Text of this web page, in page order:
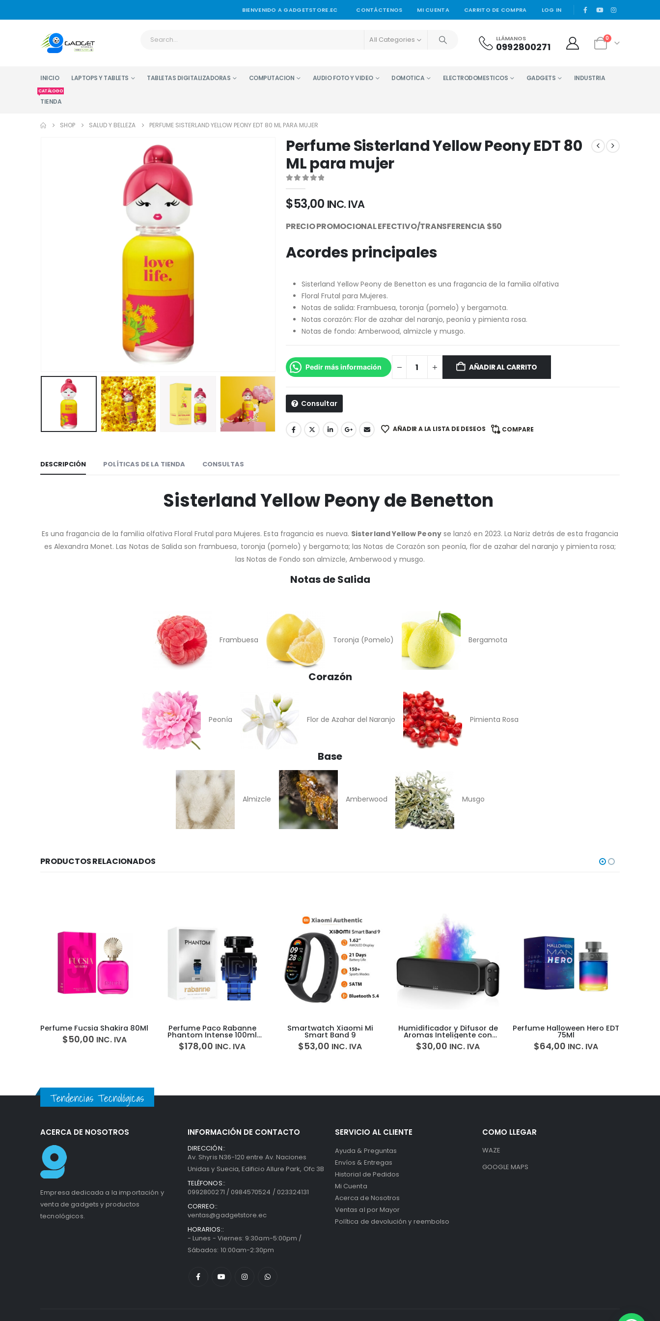
BIENVENIDO A GADGETSTORE.EC CONTÁCTENOS MI CUENTA CARRITO DE COMPRA LOG IN |
All Categories LLÁMANOS
0992800271
0
INICIO LAPTOPS Y TABLETS TABLETAS DIGITALIZADORAS COMPUTACION AUDIO FOTO Y VIDEO DOMOTICA ELECTRODOMESTICOS GADGETS INDUSTRIA
TIENDA
CATÁLOGO
SHOP SALUD Y BELLEZA PERFUME SISTERLAND YELLOW PEONY EDT 80 ML PARA MUJER
Perfume Sisterland Yellow Peony EDT 80
ML para mujer
0out of 5
$53,00 INC. IVA
PRECIO PROMOCIONAL EFECTIVO/TRANSFERENCIA $50
Acordes principales
Sisterland Yellow Peony de Benetton es una fragancia de la familia olfativa
Floral Frutal para Mujeres.
Notas de salida: Frambuesa, toronja (pomelo) y bergamota.
Notas corazón: Flor de azahar del naranjo, peonía y pimienta rosa.
Notas de fondo: Amberwood, almizcle y musgo.
Pedir más información AÑADIR AL CARRITO
Consultar
AÑADIR A LA LISTA DE DESEOS COMPARE
DESCRIPCIÓN POLÍTICAS DE LA TIENDA CONSULTAS
Sisterland Yellow Peony de Benetton
Es una fragancia de la familia olfativa Floral Frutal para Mujeres. Esta fragancia es nueva. Sisterland Yellow Peonyse lanzó en 2023. La Nariz detrás de esta fragancia
es Alexandra Monet. Las Notas de Salida son frambuesa, toronja (pomelo) y bergamota; las Notas de Corazón son peonía, flor de azahar del naranjo y pimienta rosa;
las Notas de Fondo son almizcle, Amberwood y musgo.
Notas de Salida
Frambuesa Toronja (Pomelo) Bergamota
Corazón
Peonía Flor de Azahar del Naranjo Pimienta Rosa
Base
Almizcle Amberwood Musgo
PRODUCTOS RELACIONADOS
Perfume Paco Rabanne
Phantom Intense 100ml
Para Hombre
$178,00
Smartwatch Xiaomi Mi
Smart Band 9
$53,00 INC. IVA
Humidificador y Difusor de
Aromas Inteligente con
Luces y Sensor de Sonido
$30,00 INC. IVA
Perfume Halloween Hero EDT
75Ml
$64,00 INC. IVA
AGOTADO
Secadora de Cabello Dyson
Supersonic Nural Hair Dryer
$999,00 INC. IVA
Tendencias Tecnológicas
ACERCA DE NOSOTROS
Empresa dedicada a la importación y
venta de gadgets y productos
tecnológicos.
INFORMACIÓN DE CONTACTO
DIRECCIÓN::
Av. Shyris N36-120 entre Av. Naciones
Unidas y Suecia, Edificio Allure Park, Ofc 3B
TELÉFONOS::
0992800271 / 0984570524 / 023324131
CORREO::
ventas@gadgetstore.ec
HORARIOS::
- Lunes - Viernes: 9:30am-5:00pm /
Sábados: 10:00am-2:30pm
SERVICIO AL CLIENTE
Ayuda & Preguntas
Envíos & Entregas
Historial de Pedidos
Mi Cuenta
Acerca de Nosotros
Ventas al por Mayor
Política de devolución y reembolso
COMO LLEGAR
WAZE
GOOGLE MAPS